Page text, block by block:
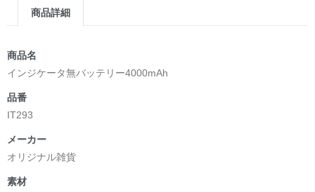
商品詳細
商品名
インジケータ無バッテリー4000mAh
品番
IT293
メーカー
オリジナル雑貨
素材